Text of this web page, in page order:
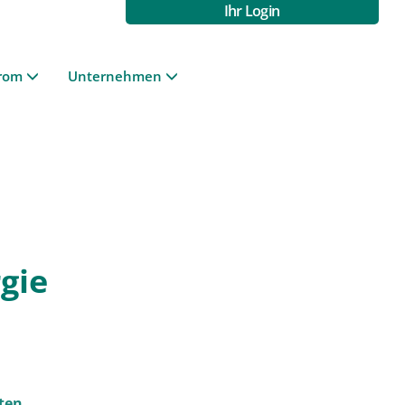
Ihr Login
Unternehmen